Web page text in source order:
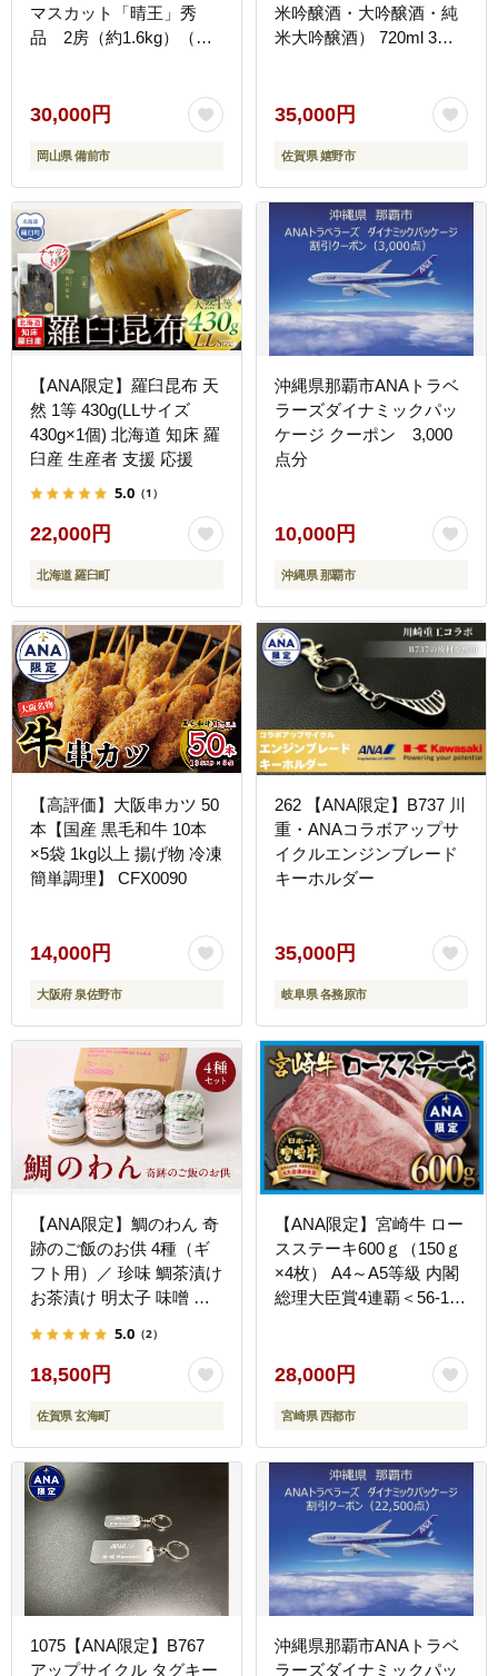
マスカット「晴王」秀
品 2房（約1.6kg）（令
30,000円
岡山県 備前市
米吟醸酒・大吟醸酒・純
米大吟醸酒） 720ml 3本
本酒 酒 日本酒飲みくらべ
35,000円
佐賀県 嬉野市
【ANA限定】羅臼昆布 天
然 1等 430g(LLサイズ
430g×1個) 北海道 知床 羅
臼産 生産者 支援 応援
5.0 （1）
22,000円
北海道 羅臼町
沖縄県那覇市ANAトラベ
ラーズダイナミックパッ
ケージ クーポン 3,000
点分
10,000円
沖縄県 那覇市
【高評価】大阪串カツ 50
本【国産 黒毛和牛 10本
×5袋 1kg以上 揚げ物 冷凍
簡単調理】 CFX0090
14,000円
大阪府 泉佐野市
262 【ANA限定】B737 川
重・ANAコラボアップサ
イクルエンジンブレード
キーホルダー
35,000円
岐阜県 各務原市
【ANA限定】鯛のわん 奇
跡のご飯のお供 4種（ギ
フト用）／ 珍味 鯛茶漬け
お茶漬け 明太子 味噌 バ
おつまみ ご飯のお供 瓶詰
め 簡単 食べ比べ 鯛 真鯛
魚介 魚介類 国産 佐賀県
玄海町
5.0 （2）
18,500円
佐賀県 玄海町
【ANA限定】宮崎牛 ロー
スステーキ600ｇ（150ｇ
×4枚） A4～A5等級 内閣
総理大臣賞4連覇＜56-1a
28,000円
宮崎県 西都市
1075【ANA限定】B767
アップサイクル タグキー
沖縄県那覇市ANAトラベ
ラーズダイナミックパッ